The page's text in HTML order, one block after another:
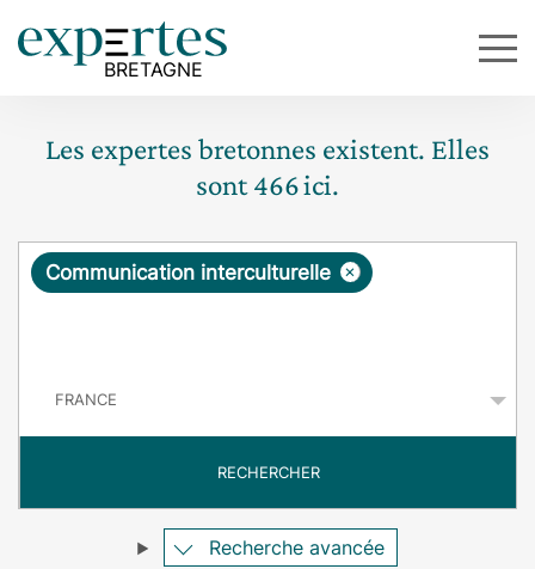
Les expertes bretonnes existent. Elles
sont466ici.
R
ê
e
×
Communication interculturelle
RECHERCHER
Recherche avancée